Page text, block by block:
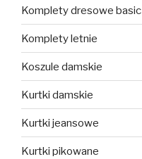
Komplety dresowe basic
Komplety letnie
Koszule damskie
Kurtki damskie
Kurtki jeansowe
Kurtki pikowane